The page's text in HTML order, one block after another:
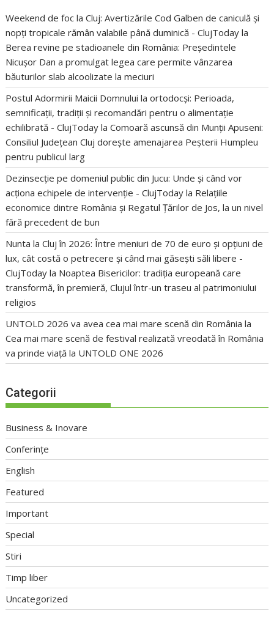
Weekend de foc la Cluj: Avertizările Cod Galben de caniculă și
nopți tropicale rămân valabile până duminică - ClujToday la
Berea revine pe stadioanele din România: Președintele
Nicușor Dan a promulgat legea care permite vânzarea
băuturilor slab alcoolizate la meciuri
Postul Adormirii Maicii Domnului la ortodocși: Perioada,
semnificații, tradiții și recomandări pentru o alimentație
echilibrată - ClujToday laComoară ascunsă din Munții Apuseni:
Consiliul Județean Cluj dorește amenajarea Peșterii Humpleu
pentru publicul larg
Dezinsecție pe domeniul public din Jucu: Unde și când vor
acționa echipele de intervenție - ClujToday la Relațiile
economice dintre România și Regatul Țărilor de Jos, la un nivel
fără precedent de bun
Nunta la Cluj în 2026: Între meniuri de 70 de euro și opțiuni de
lux, cât costă o petrecere și când mai găsești săli libere -
ClujToday la Noaptea Bisericilor: tradiția europeană care
transformă, în premieră, Clujul într-un traseu al patrimoniului
religios
UNTOLD 2026 va avea cea mai mare scenă din România la
Cea mai mare scenă de festival realizată vreodată în România
va prinde viață la UNTOLD ONE 2026
Categorii
Business & Inovare
Conferințe
English
Featured
Important
Special
Stiri
Timp liber
Uncategorized